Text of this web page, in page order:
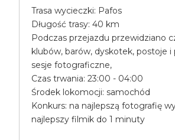
Trasa wycieczki: Pafos
Długość trasy: 40 km
Podczas przejazdu przewidziano
klubów, barów, dyskotek, postoje i
sesje fotograficzne,
Czas trwania: 23:00 - 04:00
Środek lokomocji: samochód
Konkurs: na najlepszą fotografię
najlepszy filmik do 1 minuty